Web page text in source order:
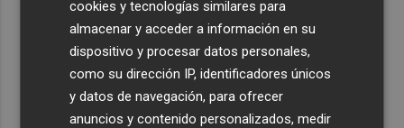
cookies y tecnologías similares para
almacenar y acceder a información en su
dispositivo y procesar datos personales,
como su dirección IP, identificadores únicos
y datos de navegación, para ofrecer
anuncios y contenido personalizados, medir